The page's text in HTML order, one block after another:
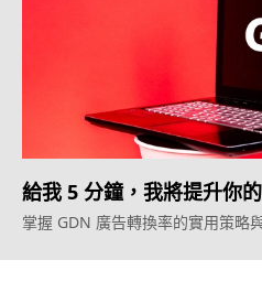
給我 5 分鐘，我將提升你
掌握 GDN 廣告轉換率的實用策略